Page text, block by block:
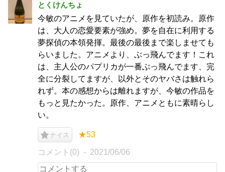
とくけんちょ
今敏のアニメを見ていたが、原作を初読み。原作
は、大人の恋愛要素が強め。夢を自在に利用する
夢探偵の本領発揮。最後の最後まで楽しませても
らいました。アニメより、ぶっ飛んでます！これ
は、主人公のパプリカが一番ぶっ飛んでます、完
全に分裂してますが、以外とそのヤバさは触れら
れず。本の感想からは離れますが、今敏の作品を
もっと見たかった。原作、アニメともに素晴らし
い。
ナイス ★53
コメント(0) 2021/06/06